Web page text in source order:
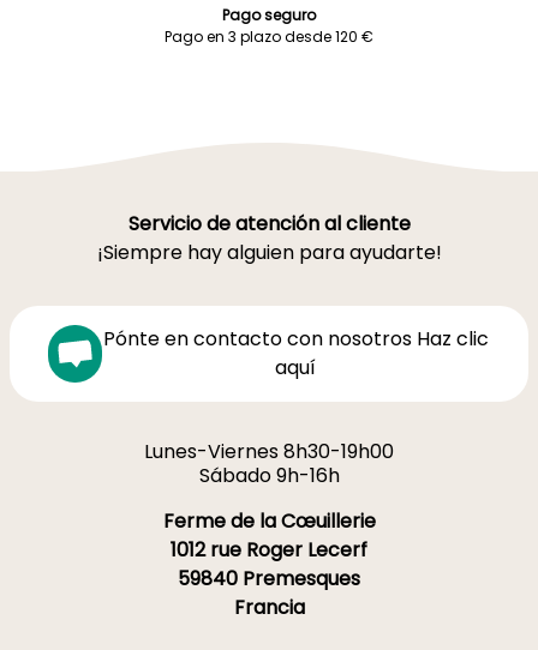
Pago seguro
Pago en 3 plazo desde 120 €
Servicio de atención al cliente
¡Siempre hay alguien para ayudarte!
Pónte en contacto con nosotros Haz clic
aquí
Lunes-Viernes 8h30-19h00
Sábado 9h-16h
Ferme de la Cœuillerie
1012 rue Roger Lecerf
59840 Premesques
Francia